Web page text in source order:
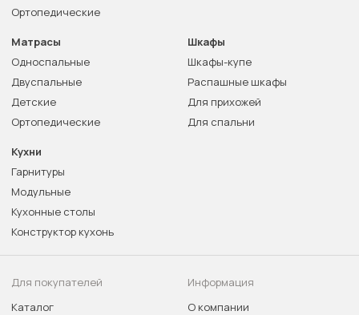
Ортопедические
Матрасы
Односпальные
Двуспальные
Детские
Ортопедические
Шкафы
Шкафы-купе
Распашные шкафы
Для прихожей
Для спальни
Кухни
Гарнитуры
Модульные
Кухонные столы
Конструктор кухонь
Для покупателей
Каталог
Информация
О компании